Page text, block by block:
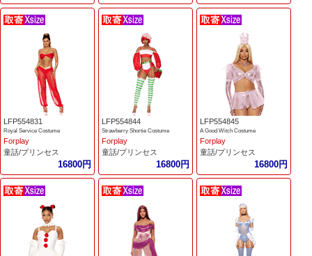
LFP554831
Royal Service Costume
Forplay
童話/プリンセス
16800円
LFP554844
Strawberry Shortie Costume
Forplay
童話/プリンセス
16800円
LFP554845
A Good Witch Costume
Forplay
童話/プリンセス
16800円